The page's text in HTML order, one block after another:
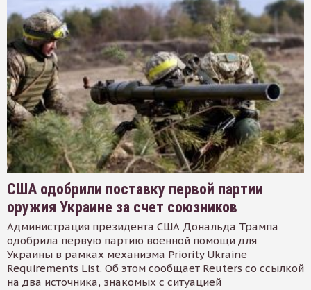
США одобрили поставку первой партии
оружия Украине за счет союзников
Администрация президента США Дональда Трампа
одобрила первую партию военной помощи для
Украины в рамках механизма Priority Ukraine
Requirements List. Об этом сообщает Reuters со ссылкой
на два источника, знакомых с ситуацией